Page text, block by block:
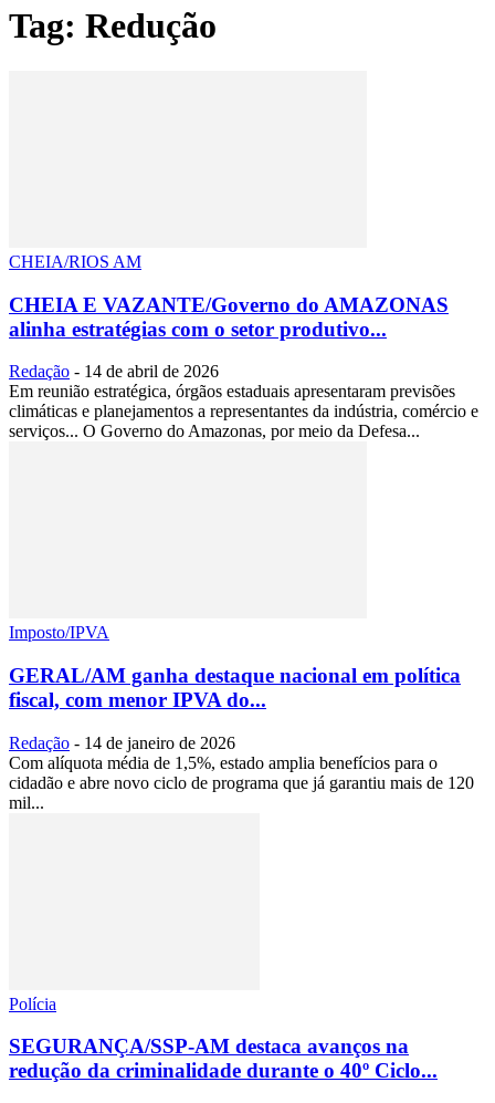
Tag: Redução
CHEIA/RIOS AM
CHEIA E VAZANTE/Governo do AMAZONAS
alinha estratégias com o setor produtivo...
Redação - 14 de abril de 2026
Em reunião estratégica, órgãos estaduais apresentaram previsões
climáticas e planejamentos a representantes da indústria, comércio e
serviços... O Governo do Amazonas, por meio da Defesa...
Imposto/IPVA
GERAL/AM ganha destaque nacional em política
fiscal, com menor IPVA do...
Redação - 14 de janeiro de 2026
Com alíquota média de 1,5%, estado amplia benefícios para o
cidadão e abre novo ciclo de programa que já garantiu mais de 120
mil...
Polícia
SEGURANÇA/SSP-AM destaca avanços na
redução da criminalidade durante o 40º Ciclo...